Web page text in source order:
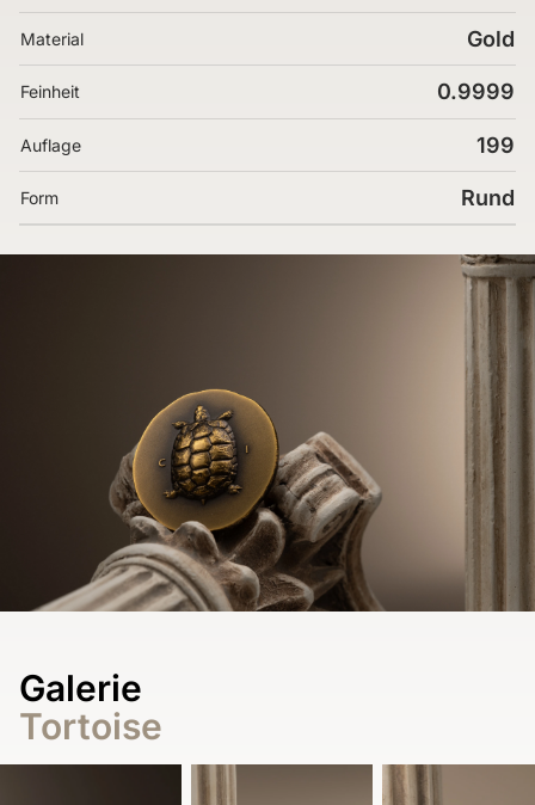
Material Gold
Feinheit 0.9999
Auflage 199
Form Rund
Galerie
Tortoise